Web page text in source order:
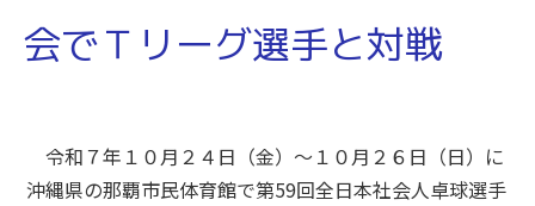
会でＴリーグ選手と対戦
令和７年１０月２４日（金）～１０月２６日（日）に
沖縄県の那覇市民体育館で第59回全日本社会人卓球選手